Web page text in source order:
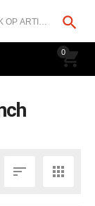

0

 